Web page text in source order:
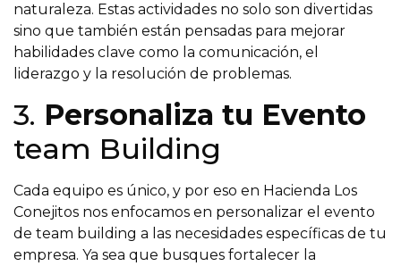
naturaleza. Estas actividades no solo son divertidas
sino que también están pensadas para mejorar
habilidades clave como la comunicación, el
liderazgo y la resolución de problemas.
3. Personaliza tu Evento
team Building
Cada equipo es único, y por eso en Hacienda Los
Conejitos nos enfocamos en personalizar el evento
de team building a las necesidades específicas de tu
empresa. Ya sea que busques fortalecer la